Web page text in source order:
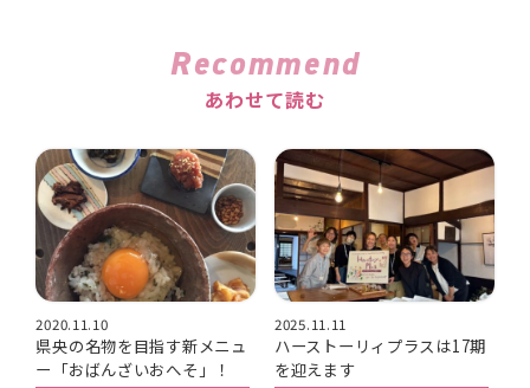
Recommend
あわせて読む
2020.11.10
県央の名物を目指す新メニュ
ー「おばんざいおへそ」！
2025.11.11
ハーストーリィプラスは17期
を迎えます